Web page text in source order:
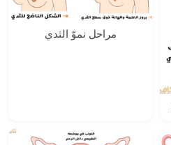
مراحل نموّ الثدي